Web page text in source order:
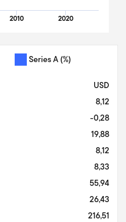
2010 2020
Series A (%)
USD
8,12
-0,28
19,88
8,12
8,33
55,94
26,43
216,51